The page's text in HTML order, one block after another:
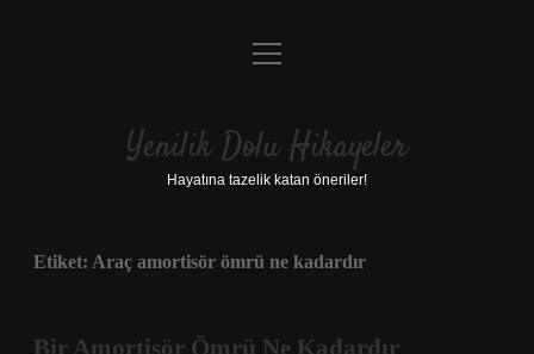
Anasayfa
Yasal Uyarı
menüyü
Yenilik Dolu Hikayeler
Hayatına tazelik katan öneriler!
Etiket: Araç amortisör ömrü ne kadardır
Bir Amortisör Ömrü Ne Kadardır